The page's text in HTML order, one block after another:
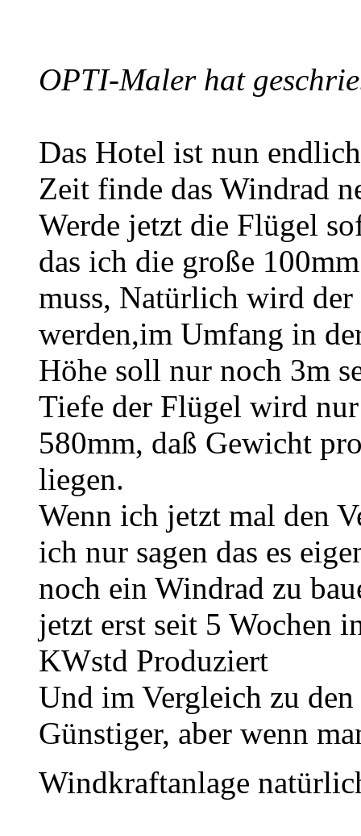
OPTI-Maler hat
Das Hotel ist nun
Zeit finde das Windrad
Werde jetzt die Flügel
das ich die große
muss, Natürlich wird
werden,im Umfang in
Höhe soll nur noch 3m
Tiefe der Flügel wird
580mm, daß Gewicht
liegen.
Wenn ich jetzt mal den
ich nur sagen das es
noch ein Windrad zu
jetzt erst seit 5 Wochen
KWstd Produziert
Und im Vergleich zu
Günstiger, aber wenn
Windkraftanlage